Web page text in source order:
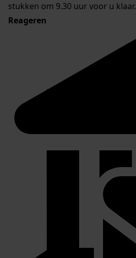
stukken om 9.30 uur voor u klaar.
Reageren